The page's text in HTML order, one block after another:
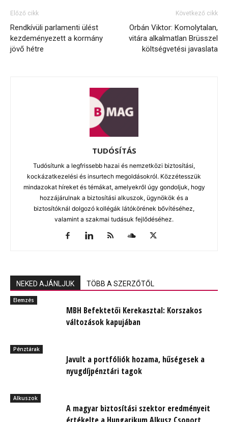
Előző cikk
Rendkívüli parlamenti ülést
kezdeményezett a kormány
jövő hétre
Következő cikk
Orbán Viktor: Komolytalan,
vitára alkalmatlan Brüsszel
költségvetési javaslata
TUDÓSÍTÁS
Tudósítunk a legfrissebb hazai és nemzetközi biztosítási,
kockázatkezelési és insurtech megoldásokról. Közzétesszük
mindazokat híreket és témákat, amelyekről úgy gondoljuk, hogy
hozzájárulnak a biztosítási alkuszok, ügynökök és a
biztosítóknál dolgozó kollégák látókörének bővítéséhez,
valamint a szakmai tudásuk fejlődéséhez.
NEKED AJÁNLJUK TÖBB A SZERZŐTŐL
Elemzés
MBH Befektetői Kerekasztal: Korszakos
változások kapujában
Pénztárak
Javult a portfóliók hozama, hűségesek a
nyugdíjpénztári tagok
Alkuszok
A magyar biztosítási szektor eredményeit